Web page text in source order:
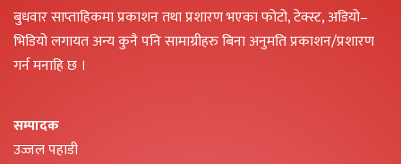
बुधवार साप्ताहिकमा प्रकाशन तथा प्रशारण भएका फोटो, टेक्स्ट, अडियो–
भिडियो लगायत अन्य कुनै पनि सामाग्रीहरु बिना अनुमति प्रकाशन/प्रशारण
गर्न मनाहि छ ।
सम्पादक
उज्जल पहाडी